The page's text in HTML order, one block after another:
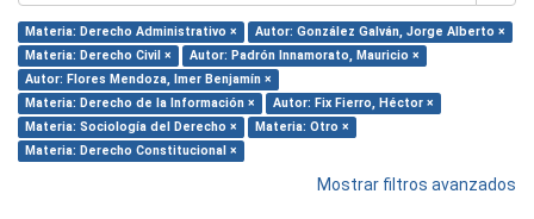
Materia: Derecho Administrativo ×
Autor: González Galván, Jorge Alberto ×
Materia: Derecho Civil ×
Autor: Padrón Innamorato, Mauricio ×
Autor: Flores Mendoza, Imer Benjamín ×
Materia: Derecho de la Información ×
Autor: Fix Fierro, Héctor ×
Materia: Sociología del Derecho ×
Materia: Otro ×
Materia: Derecho Constitucional ×
Mostrar filtros avanzados